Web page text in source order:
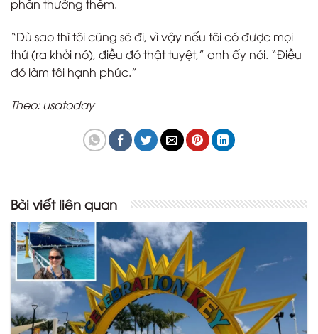
phần thưởng thêm.
“Dù sao thì tôi cũng sẽ đi, vì vậy nếu tôi có được mọi
thứ (ra khỏi nó), điều đó thật tuyệt,” anh ấy nói. “Điều
đó làm tôi hạnh phúc.”
Theo: usatoday
Bài viết liên quan